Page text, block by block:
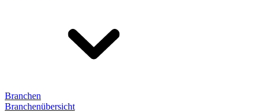
Branchen
Branchenübersicht